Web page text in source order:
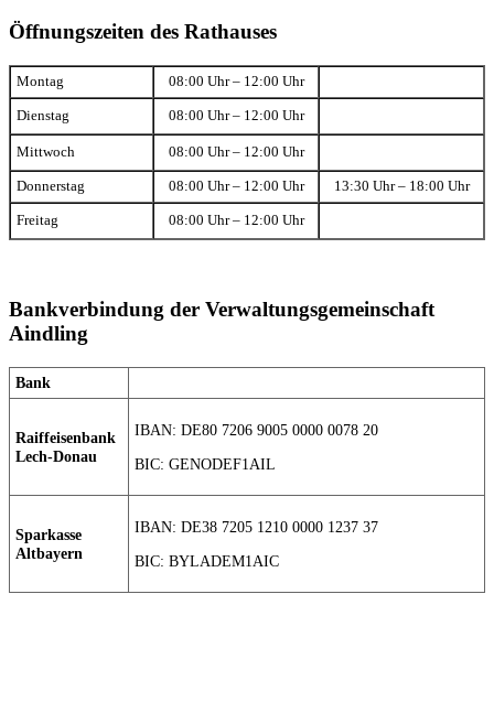
Öffnungszeiten des Rathauses
Montag 08:00 Uhr – 12:00 Uhr
Dienstag 08:00 Uhr – 12:00 Uhr
Mittwoch 08:00 Uhr – 12:00 Uhr
Donnerstag 08:00 Uhr – 12:00 Uhr 13:30 Uhr – 18:00 Uhr
Freitag 08:00 Uhr – 12:00 Uhr
Bankverbindung der Verwaltungsgemeinschaft
Aindling
Bank
Raiffeisenbank
Lech-Donau
IBAN: DE80 7206 9005 0000 0078 20
BIC: GENODEF1AIL
Sparkasse
Altbayern
IBAN: DE38 7205 1210 0000 1237 37
BIC: BYLADEM1AIC